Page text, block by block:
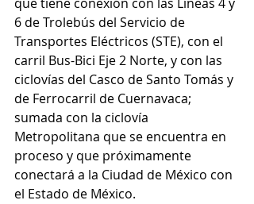
6 de Trolebús del Servicio de
Transportes Eléctricos (STE), con el
carril Bus-Bici Eje 2 Norte, y con las
ciclovías del Casco de Santo Tomás y
de Ferrocarril de Cuernavaca;
sumada con la ciclovía
Metropolitana que se encuentra en
proceso y que próximamente
conectará a la Ciudad de México con
el Estado de México.